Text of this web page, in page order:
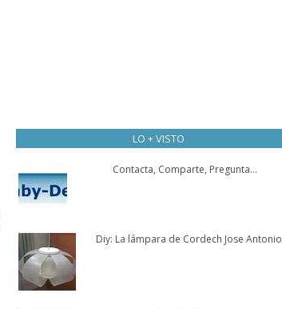
LO + VISTO
Contacta, Comparte, Pregunta...
Diy: La lámpara de Cordech Jose Antonio